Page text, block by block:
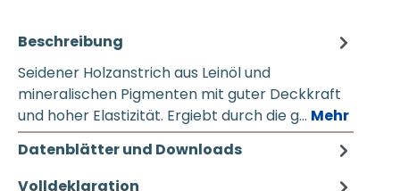
Beschreibung
Seidener Holzanstrich aus Leinöl und
mineralischen Pigmenten mit guter Deckkraft
und hoher Elastizität. Ergiebt durch die g… Mehr
Datenblätter und Downloads
Volldeklaration